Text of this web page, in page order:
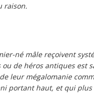
raison.
né mâle reçoivent
ou de héros antiques est
leur mégalomanie
portant haut, et qui plus